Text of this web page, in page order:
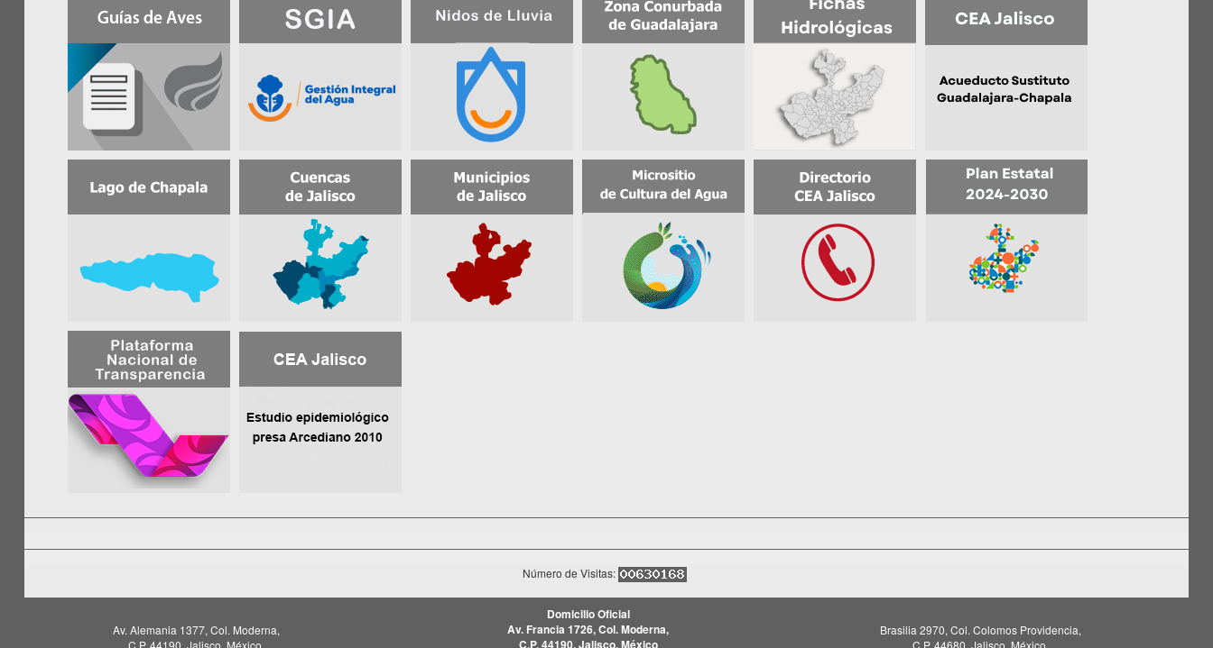
Número de Visitas:
Av. Alemania 1377, Col. Moderna,
Domicilio Oficial
Av. Francia 1726, Col. Moderna,
C.P. 44190, Jalisco, México
Brasilia 2970, Col. Colomos Providencia,